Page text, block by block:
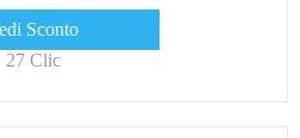
Sconto
27 Clic